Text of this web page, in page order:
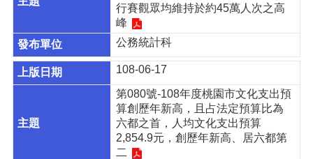
頁
站
行賽觀眾均維持於約45萬人次之高
峰
公務統計科
108-06-17
第080號-108年度桃園市文化支出預
算創歷年新高，且占法定預算比為
六都之首，人均文化支出預算
2,854.9元，創歷年新高、居六都第
二